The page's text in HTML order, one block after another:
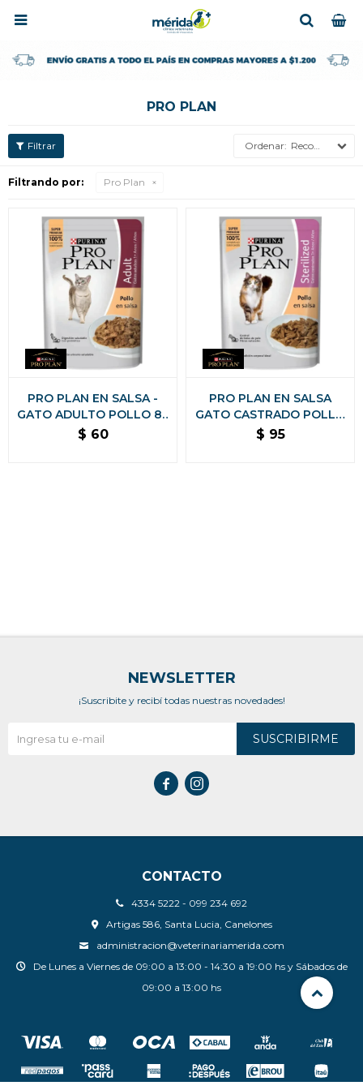

PRO PLAN
Recomendados
Filtrando por: Pro Plan
PRO PLAN EN SALSA -
GATO ADULTO POLLO 85
GRAMOS
$ 60
PRO PLAN EN SALSA
GATO CASTRADO POLLO
85 GRAMOS
$ 95
CONTACTO
4334 5222 - 099 234 692
Artigas 586, Santa Lucia, Canelones
administracion@veterinariamerida.com
De Lunes a Viernes de 09:00 a 13:00 - 14:30 a 19:00 hs y Sábados de
09:00 a 13:00 hs
NEWSLETTER
¡Suscribite y recibí todas nuestras novedades!
SUSCRIBIRME
 